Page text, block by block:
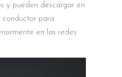
y pueden descargar en
conductor para
en las redes